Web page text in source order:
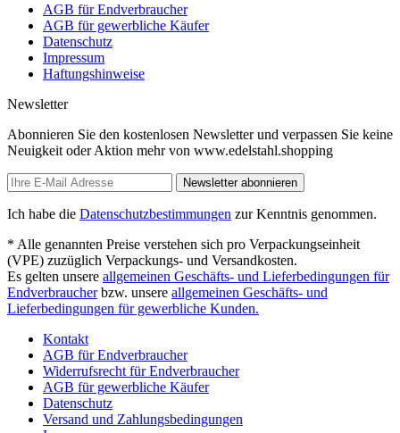
AGB für Endverbraucher
AGB für gewerbliche Käufer
Datenschutz
Impressum
Haftungshinweise
Newsletter
Abonnieren Sie den kostenlosen Newsletter und verpassen Sie keine
Neuigkeit oder Aktion mehr von www.edelstahl.shopping
Newsletter abonnieren
Ich habe die Datenschutzbestimmungen zur Kenntnis genommen.
* Alle genannten Preise verstehen sich pro Verpackungseinheit
(VPE) zuzüglich Verpackungs- und Versandkosten.
Es gelten unsere allgemeinen Geschäfts- und Lieferbedingungen für
Endverbraucherbzw. unsere allgemeinen Geschäfts- und
Lieferbedingungen für gewerbliche Kunden.
Kontakt
AGB für Endverbraucher
Widerrufsrecht für Endverbraucher
AGB für gewerbliche Käufer
Datenschutz
Versand und Zahlungsbedingungen